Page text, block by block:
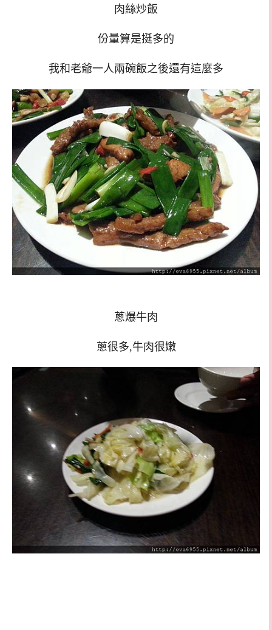
肉絲炒飯
份量算是挺多的
我和老爺一人兩碗飯之後還有這麼多
蔥爆牛肉
蔥很多,牛肉很嫩